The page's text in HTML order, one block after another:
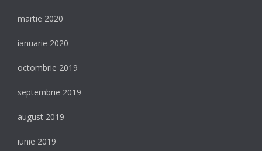
martie 2020
ianuarie 2020
octombrie 2019
septembrie 2019
august 2019
iunie 2019